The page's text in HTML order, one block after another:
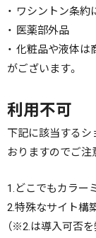
・ ワシントン条
・ 医薬部外品
・ 化粧品や液体
がございます。
利用不可
下記に該当するシ
おりますのでご注
1.どこでもカラー
2.特殊なサイト構
（※2.は導入可否